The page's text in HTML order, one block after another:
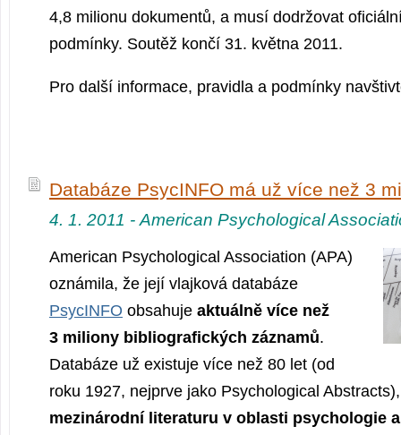
4,8 milionu dokumentů, a musí dodržovat
podmínky. Soutěž končí 31. května 2011.
Pro další informace, pravidla a podmínky
Databáze PsycINFO má už více než 3
4. 1. 2011 - American Psychological
American Psychological Association (APA)
oznámila, že její vlajková databáze
PsycINFO obsahuje aktuálně více než
3 miliony bibliografických záznamů.
Databáze už existuje více než 80 let (od
roku 1927, nejprve jako Psychological
mezinárodní literaturu v oblasti psychologie